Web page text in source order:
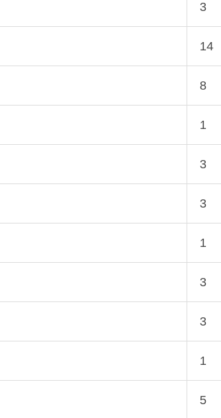
3
14
8
1
3
3
1
3
3
1
5